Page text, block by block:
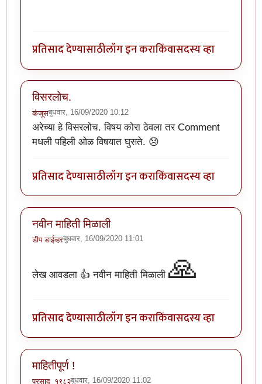
प्रतिसाद देण्यासाठीलॉग इन कराकिंवासदस्य व्हा
विसरलोच.
कंजूसबुधवार, 16/09/2020 10:12
अरेच्या हे विसरलोच. विषय कोरा ठेवला तर Comment
मधली पहिली ओळ विषयात घुसते. 😞
प्रतिसाद देण्यासाठीलॉग इन कराकिंवासदस्य व्हा
नवीन माहिती मिळाली
डीप डाईव्हरबुधवार, 16/09/2020 11:01
लेख आवडला 👍 नवीन माहिती मिळाली 🙏
प्रतिसाद देण्यासाठीलॉग इन कराकिंवासदस्य व्हा
माहितीपूर्ण !
प्रसाद_१९८२बुधवार, 16/09/2020 11:02